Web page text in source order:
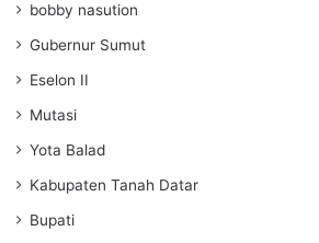
bobby nasution
Gubernur Sumut
Eselon II
Mutasi
Yota Balad
Kabupaten Tanah Datar
Bupati